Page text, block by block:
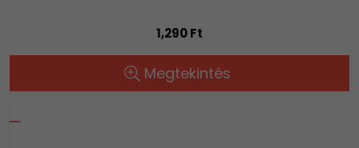
1,290 Ft
Megtekintés